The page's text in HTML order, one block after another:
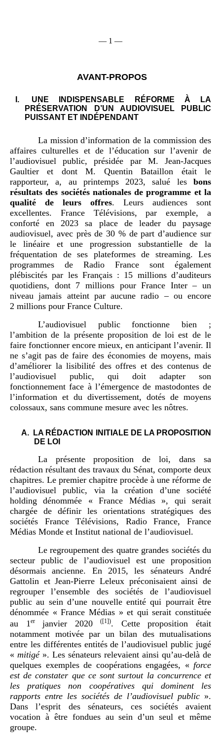
–– 1 ––
AVANT-PROPOS
I.
UNE INDISPENSABLE RÉFORME À LA
PRÉSERVATION D’UN AUDIOVISUEL PUBLIC
PUISSANT ET INDÉPENDANT
La mission d’information de la commission des
affaires culturelles et de l’éducation sur l’avenir de
l’audiovisuel public, présidée par M. Jean-Jacques
Gaultier et dont M. Quentin Bataillon était le
rapporteur, a, au printemps 2023, salué les bons
résultats des sociétés nationales de programme et la
qualité de leurs offres. Leurs audiences sont
excellentes. France Télévisions, par exemple, a
conforté en 2023 sa place de leader du paysage
audiovisuel, avec près de 30 % de part d’audience sur
le linéaire et une progression substantielle de la
fréquentation de ses plateformes de streaming. Les
programmes de Radio France sont également
plébiscités par les Français : 15 millions d’auditeurs
quotidiens, dont 7 millions pour France Inter – un
niveau jamais atteint par aucune radio – ou encore
2 millions pour France Culture.
L’audiovisuel public fonctionne bien ;
l’ambition de la présente proposition de loi est de le
faire fonctionner encore mieux, en anticipant l’avenir. Il
ne s’agit pas de faire des économies de moyens, mais
d’améliorer la lisibilité des offres et des contenus de
l’audiovisuel public, qui doit adapter son
fonctionnement face à l’émergence de mastodontes de
l’information et du divertissement, dotés de moyens
colossaux, sans commune mesure avec les nôtres.
A.
LA RÉDACTION INITIALE DE LA PROPOSITION
DE LOI
La présente proposition de loi, dans sa
rédaction résultant des travaux du Sénat, comporte deux
chapitres. Le premier chapitre procède à une réforme de
l’audiovisuel public, via la création d’une société
holding dénommée « France Médias », qui serait
chargée de définir les orientations stratégiques des
sociétés France Télévisions, Radio France, France
Médias Monde et Institut national de l’audiovisuel.
Le regroupement des quatre grandes sociétés du
secteur public de l’audiovisuel est une proposition
désormais ancienne. En 2015, les sénateurs André
Gattolin et Jean-Pierre Leleux préconisaient ainsi de
regrouper l’ensemble des sociétés de l’audiovisuel
public au sein d’une nouvelle entité qui pourrait être
dénommée « France Médias » et qui serait constituée
au 1erjanvier 2020([1]). Cette proposition était
notamment motivée par un bilan des mutualisations
entre les différentes entités de l’audiovisuel public jugé
« mitigé». Les sénateurs relevaient ainsi qu’au-delà de
quelques exemples de coopérations engagées, « force
est de constater que ce sont surtout la concurrence et
les pratiques non coopératives qui dominent les
rapports entre les sociétés de l’audiovisuel public ».
Dans l’esprit des sénateurs, ces sociétés avaient
vocation à être fondues au sein d’un seul et même
groupe.